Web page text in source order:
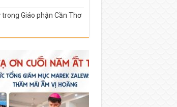
trong Giáo phận Cần Thơ